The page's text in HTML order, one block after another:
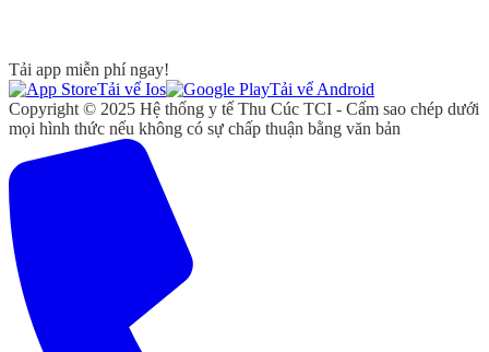
Tải app miễn phí ngay!
Tải vể Ios
Tải vể Android
Copyright © 2025 Hệ thống y tế Thu Cúc TCI - Cấm sao chép dưới
mọi hình thức nếu không có sự chấp thuận bằng văn bản